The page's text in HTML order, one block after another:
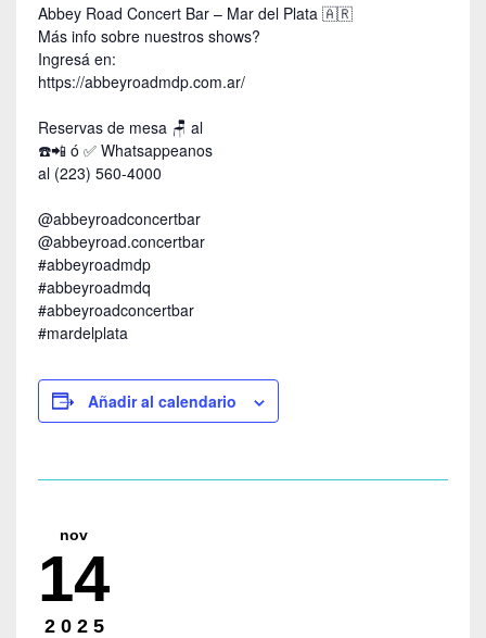
Abbey Road Concert Bar – Mar del Plata 🇦🇷
Más info sobre nuestros shows?
Ingresá en:
https://abbeyroadmdp.com.ar/
Reservas de mesa 🪑 al
☎️📲 ó ✅️ Whatsappeanos
al (223) 560-4000
@abbeyroadconcertbar
@abbeyroad.concertbar
#abbeyroadmdp
#abbeyroadmdq
#abbeyroadconcertbar
#mardelplata
Añadir al calendario
nov
14
2025